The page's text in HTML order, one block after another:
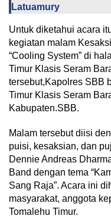
Latuamury
Untuk diketahui acara
kegiatan malam
“Cooling System” di
Timur Klasis Seram
tersebut,Kapolres SBB
Timur Klasis Seram
Kabupaten.SBB.
Malam tersebut diisi
puisi, kesaksian, dan
Dennie Andreas
Band dengan tema
Sang Raja”. Acara ini
masyarakat, anggota
Tomalehu Timur.